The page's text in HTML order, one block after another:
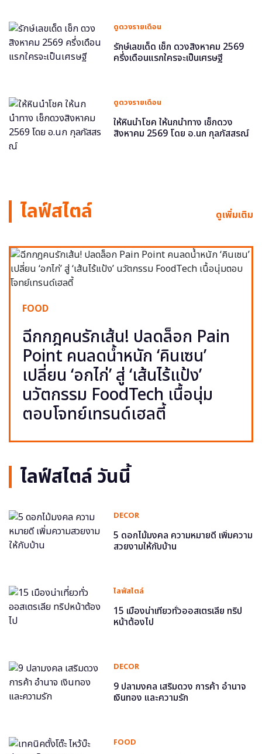
ดูดวงรายเดือน
รักษ์เลขเด็ด เช็ก ดวงสิงหาคม 2569
ครึ่งเดือนแรกใครจะเป็นเศรษฐี
ดูดวงรายเดือน
ให้หินนำโชค ให้นกนำทาง เช็กดวง
สิงหาคม 2569 โดย อ.นก กุลภัสสรณ์
ไลฟ์สไตล์ ดูเพิ่มเติม
FOOD
ฉีกกฎคนรักเส้น! ปลดล็อก Pain
Point คนลดน้ำหนัก ‘คินเซน’
เปลี่ยน ‘อกไก่’ สู่ ‘เส้นไร้แป้ง’
นวัตกรรม FoodTech เนื้อนุ่ม
ตอบโจทย์เทรนด์เฮลตี้
ไลฟ์สไตล์ วันนี้
DECOR
5 ดอกไม้มงคล ความหมายดี เพิ่มความ
สวยงามให้กับบ้าน
ไลฟ์สไตล์
15 เมืองน่าเที่ยวทั่วออสเตรเลีย ทริป
หน้าต้องไป
DECOR
9 ปลามงคล เสริมดวง การค้า อำนาจ
เงินทอง และความรัก
FOOD